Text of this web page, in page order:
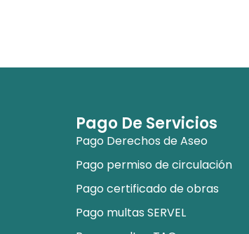
Pago De Servicios
Pago Derechos de Aseo
Pago permiso de circulación
Pago certificado de obras
Pago multas SERVEL